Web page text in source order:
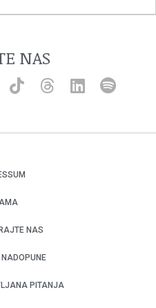
NAS
NAS
PITANJA